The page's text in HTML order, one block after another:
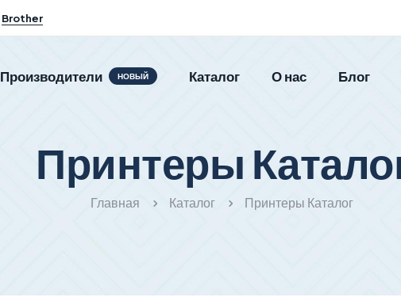
Brother
Производители НОВЫЙ Каталог О нас Блог
Принтеры
Главная Каталог Принтеры Каталог